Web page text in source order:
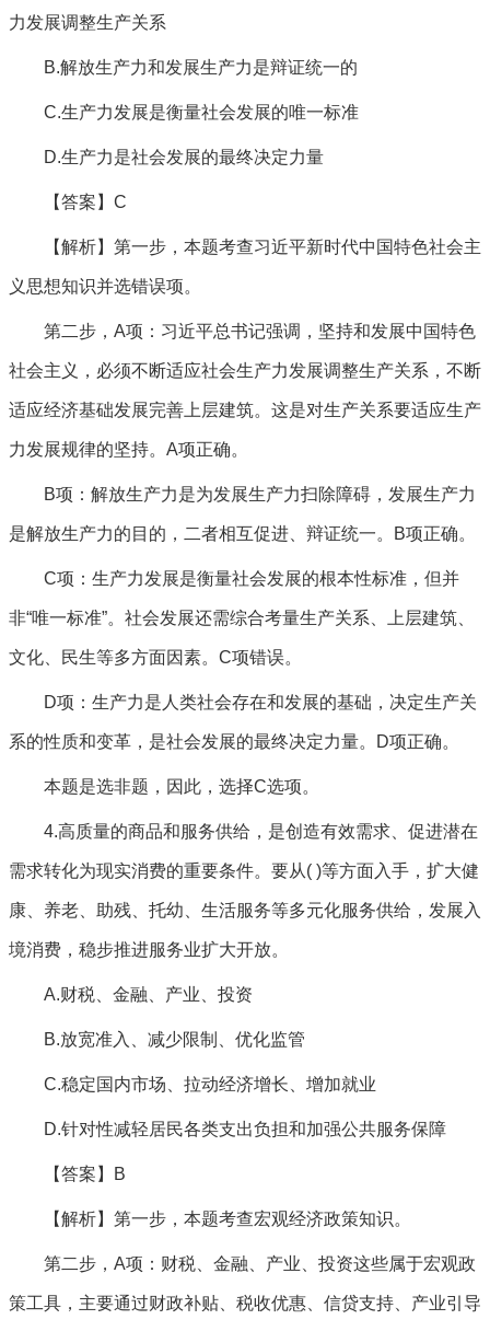
力发展调整生产关系
B.解放生产力和发展生产力是辩证统一的
C.生产力发展是衡量社会发展的唯一标准
D.生产力是社会发展的最终决定力量
【答案】C
【解析】第一步，本题考查习近平新时代中国特色社会主
义思想知识并选错误项。
第二步，A项：习近平总书记强调，坚持和发展中国特色
社会主义，必须不断适应社会生产力发展调整生产关系，不断
适应经济基础发展完善上层建筑。这是对生产关系要适应生产
力发展规律的坚持。A项正确。
B项：解放生产力是为发展生产力扫除障碍，发展生产力
是解放生产力的目的，二者相互促进、辩证统一。B项正确。
C项：生产力发展是衡量社会发展的根本性标准，但并
非“唯一标准”。社会发展还需综合考量生产关系、上层建筑、
文化、民生等多方面因素。C项错误。
D项：生产力是人类社会存在和发展的基础，决定生产关
系的性质和变革，是社会发展的最终决定力量。D项正确。
本题是选非题，因此，选择C选项。
4.高质量的商品和服务供给，是创造有效需求、促进潜在
需求转化为现实消费的重要条件。要从( )等方面入手，扩大健
康、养老、助残、托幼、生活服务等多元化服务供给，发展入
境消费，稳步推进服务业扩大开放。
A.财税、金融、产业、投资
B.放宽准入、减少限制、优化监管
C.稳定国内市场、拉动经济增长、增加就业
D.针对性减轻居民各类支出负担和加强公共服务保障
【答案】B
【解析】第一步，本题考查宏观经济政策知识。
第二步，A项：财税、金融、产业、投资这些属于宏观政
策工具，主要通过财政补贴、税收优惠、信贷支持、产业引导